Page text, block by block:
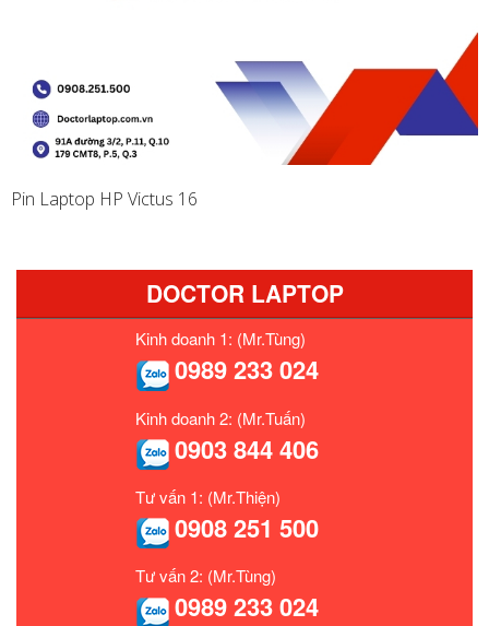
Pin Laptop HP Victus 16
DOCTOR LAPTOP
Kinh doanh 1: (Mr.Tùng)
0989 233 024
Kinh doanh 2: (Mr.Tuấn)
0903 844 406
Tư vấn 1: (Mr.Thiện)
0908 251 500
Tư vấn 2: (Mr.Tùng)
0989 233 024